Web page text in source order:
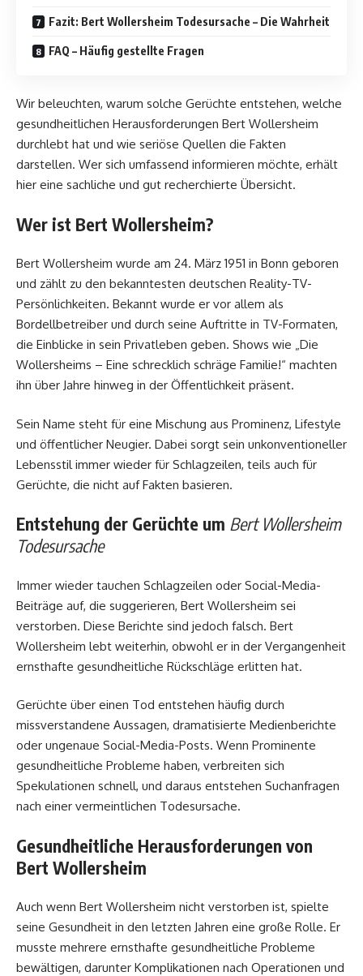
Fazit: Bert Wollersheim Todesursache – Die Wahrheit
FAQ – Häufig gestellte Fragen
Wir beleuchten, warum solche Gerüchte entstehen, welche
gesundheitlichen Herausforderungen Bert Wollersheim
durchlebt hat und wie seriöse Quellen die Fakten
darstellen. Wer sich umfassend informieren möchte, erhält
hier eine sachliche und gut recherchierte Übersicht.
Wer ist Bert Wollersheim?
Bert Wollersheim wurde am 24. März 1951 in Bonn geboren
und zählt zu den bekanntesten deutschen Reality-TV-
Persönlichkeiten. Bekannt wurde er vor allem als
Bordellbetreiber und durch seine Auftritte in TV-Formaten,
die Einblicke in sein Privatleben geben. Shows wie „Die
Wollersheims – Eine schrecklich schräge Familie!“ machten
ihn über Jahre hinweg in der Öffentlichkeit präsent.
Sein Name steht für eine Mischung aus Prominenz, Lifestyle
und öffentlicher Neugier. Dabei sorgt sein unkonventioneller
Lebensstil immer wieder für Schlagzeilen, teils auch für
Gerüchte, die nicht auf Fakten basieren.
Entstehung der Gerüchte um Bert Wollersheim
Todesursache
Immer wieder tauchen Schlagzeilen oder Social-Media-
Beiträge auf, die suggerieren, Bert Wollersheim sei
verstorben. Diese Berichte sind jedoch falsch. Bert
Wollersheim lebt weiterhin, obwohl er in der Vergangenheit
ernsthafte gesundheitliche Rückschläge erlitten hat.
Gerüchte über einen Tod entstehen häufig durch
missverstandene Aussagen, dramatisierte Medienberichte
oder ungenaue Social-Media-Posts. Wenn Prominente
gesundheitliche Probleme haben, verbreiten sich
Spekulationen schnell, und daraus entstehen Suchanfragen
nach einer vermeintlichen Todesursache.
Gesundheitliche Herausforderungen von
Bert Wollersheim
Auch wenn Bert Wollersheim nicht verstorben ist, spielte
seine Gesundheit in den letzten Jahren eine große Rolle. Er
musste mehrere ernsthafte gesundheitliche Probleme
bewältigen, darunter Komplikationen nach Operationen und